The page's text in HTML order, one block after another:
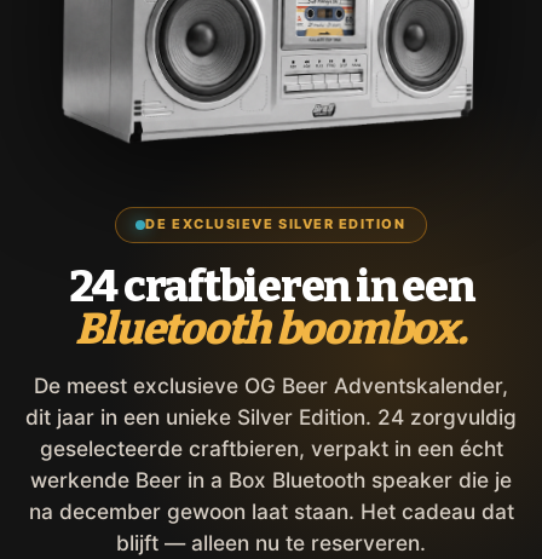
DE EXCLUSIEVE SILVER EDITION
24 craftbieren in een
Bluetooth boombox.
De meest exclusieve OG Beer Adventskalender,
dit jaar in een unieke Silver Edition. 24 zorgvuldig
geselecteerde craftbieren, verpakt in een écht
werkende Beer in a Box Bluetooth speaker die je
na december gewoon laat staan. Het cadeau dat
blijft — alleen nu te reserveren.